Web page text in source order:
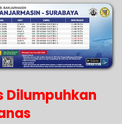
Dilumpuhkan